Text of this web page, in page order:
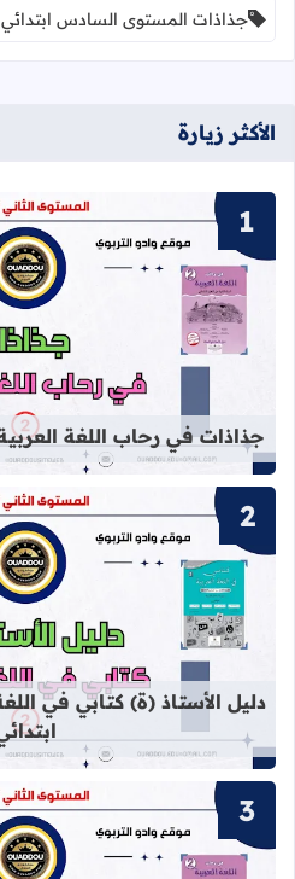
جذاذات المستوى السادس ابتدائي
الأكثر زيارة
جذاذات في رحاب اللغة
دليل الأستاذ (ة) كتابي في